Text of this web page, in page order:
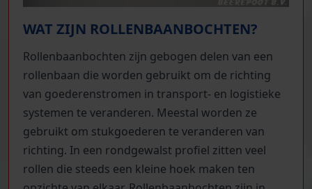
WAT ZIJN ROLLENBAANBOCHTEN?
Rollenbaanbochten zijn gebogen delen van een
rollenbaan die worden gebruikt om de richting
van goederenstromen in transport- en logistieke
systemen te veranderen. Meestal worden ze
gebruikt om stukgoederen te veranderen van
richting. In een rondgewalst profiel zitten veel
rollen die steeds een kleine hoek maken ten